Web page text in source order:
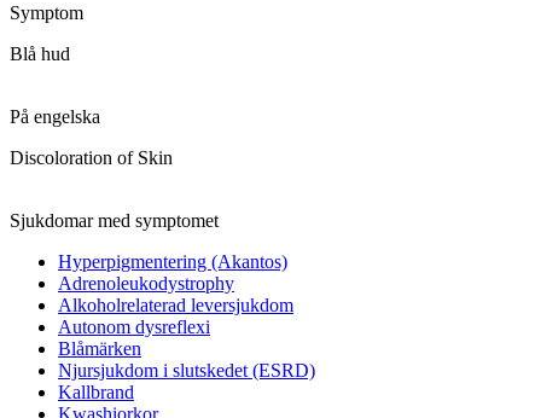
Symptom
Blå hud
På engelska
Discoloration of Skin
Sjukdomar med symptomet
Hyperpigmentering (Akantos)
Adrenoleukodystrophy
Alkoholrelaterad leversjukdom
Autonom dysreflexi
Blåmärken
Njursjukdom i slutskedet (ESRD)
Kallbrand
Kwashiorkor